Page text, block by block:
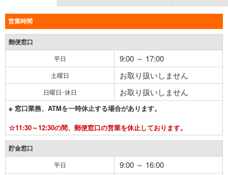
営業時間
郵便窓口
平日 9:00 ～ 17:00
土曜日 お取り扱いしません
日曜日･休日 お取り扱いしません
※ 窓口業務、ATMを一時休止する場合があります。
☆11:30～12:30の間、郵便窓口の営業を休止しております。
貯金窓口
平日 9:00 ～ 16:00